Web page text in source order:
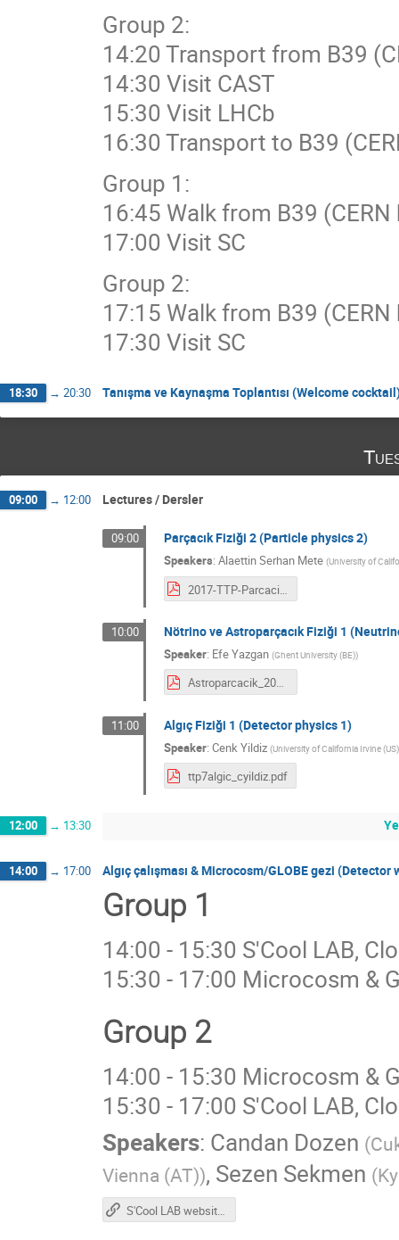
Group 2:
14:20 Transport from B39
14:30 Visit CAST
15:30 Visit LHCb
16:30 Transport to B39
Group 1:
16:45 Walk from B39
17:00 Visit SC
Group 2:
17:15 Walk from B39
17:30 Visit SC
18:30 → 20:30 Tanışma ve Kaynaşma Toplantısı (Welcome
09:00 → 12:00 Lectures / Dersler
09:00 Parçacık Fiziği 2 (Particle physics 2)
Speakers: Alaettin Serhan Mete (University of
10:00 Nötrino ve Astroparçacık Fiziği 1
Speaker: Efe Yazgan (Ghent University (BE))
Astroparcacik_2017_bolum1.pdf
11:00 Algıç Fiziği 1 (Detector physics 1)
Speaker: Cenk Yildiz (University of California Irvine (US)
ttp7algic_cyildiz.pdf
12:00 → 13:30
14:00 → 17:00 Algıç çalışması & Microcosm/GLOBE gezi
Group 1
14:00 - 15:30 S'Cool LAB,
15:30 - 17:00 Microcosm &
Group 2
14:00 - 15:30 Microcosm &
15:30 - 17:00 S'Cool LAB,
Speakers: Candan Dozen (
Vienna (AT)), Sezen Sekmen (
S'Cool LAB website | downloads